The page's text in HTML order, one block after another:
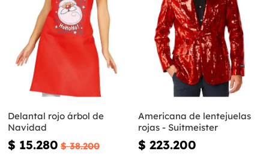
Delantal rojo árbol de
Navidad
$ 15.280 $ 38.200
Americana de lentejuelas
rojas - Suitmeister
$ 223.200